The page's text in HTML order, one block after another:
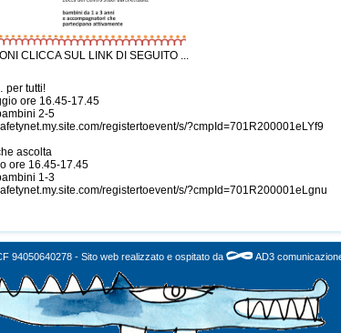
CLICCA SUL LINK DI SEGUITO ...
per tutti!
ore 16.45-17.45
2-5
registertoevent/s/?cmpId=701R200001eLYf9
ascolta
ore 16.45-17.45
1-3
registertoevent/s/?cmpId=701R200001eLgnu
94050640278 - Sito web realizzato e ospitato da AD3